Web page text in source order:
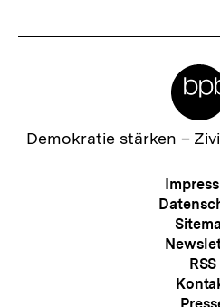
a
Zur
Demokratie stärken –
RSS